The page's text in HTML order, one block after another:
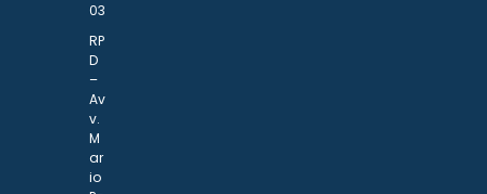
03
RP
D
–
Av
v.
M
ar
io